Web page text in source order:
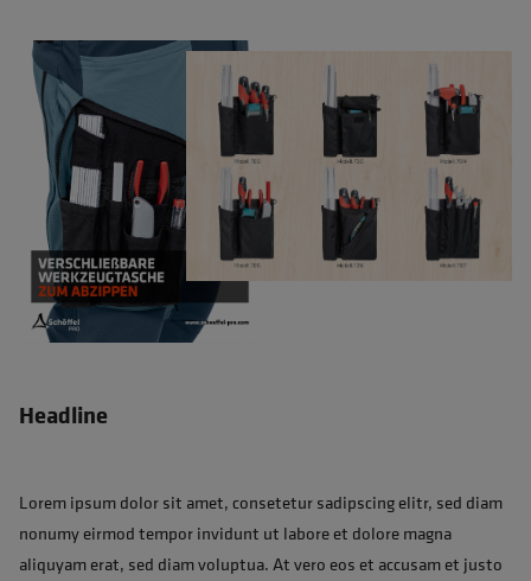
Headline
Lorem ipsum dolor sit amet, consetetur sadipscing elitr, sed diam
nonumy eirmod tempor invidunt ut labore et dolore magna
aliquyam erat, sed diam voluptua. At vero eos et accusam et justo